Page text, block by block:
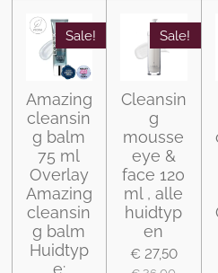
Sale!
Amazing
cleansin
g balm
75 ml
Overlay
Amazing
cleansin
g balm
Huidtyp
e:
Sale!
Cleansin
g
mousse
eye &
face 120
ml , alle
huidtyp
en
€ 27,50